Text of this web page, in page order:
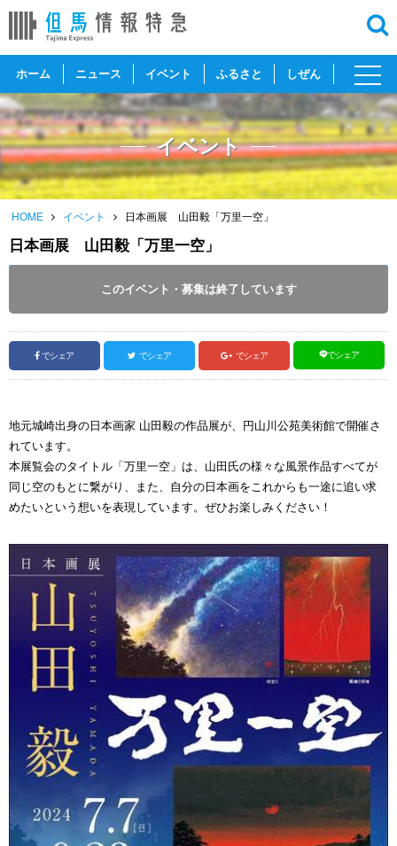
ホーム ニュース イベント ふるさと しぜん
toggle
イベント
HOME イベント 日本画展 山田毅「万里一空」
日本画展 山田毅「万里一空」
このイベント・募集は終了しています
でシェア でシェア でシェア でシェア
地元城崎出身の日本画家 山田毅の作品展が、円山川公苑美術館で開催さ
れています。
本展覧会のタイトル「万里一空」は、山田氏の様々な風景作品すべてが
同じ空のもとに繋がり、また、自分の日本画をこれからも一途に追い求
めたいという想いを表現しています。ぜひお楽しみください！